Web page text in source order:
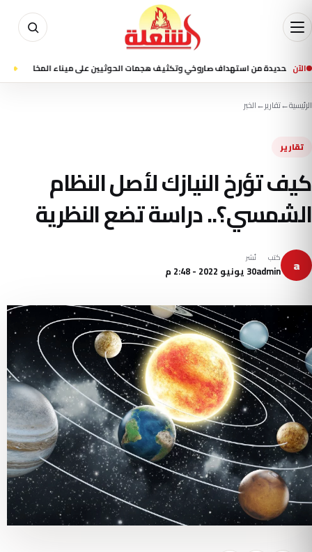
الآنمن استهداف صاروخي وتكثيف هجمات الحوثيين على ميناء المخا منذ 43 دقيقة
الرئيسية←تقارير←الخبر
تقارير
كيف تؤرخ النيازك لأصل النظام
الشمسي؟.. دراسة تضع النظرية
a كتب
admin
نُشر
30 يونيو 2022 - 2:48 م